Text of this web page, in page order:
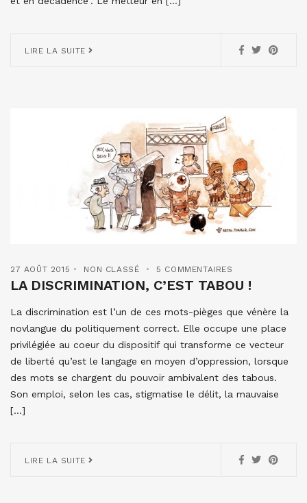
LIRE LA SUITE
27 AOÛT 2015 NON CLASSÉ 5 COMMENTAIRES
LA DISCRIMINATION, C’EST TABOU !
La discrimination est l’un de ces mots-pièges que vénère la
novlangue du politiquement correct. Elle occupe une place
privilégiée au coeur du dispositif qui transforme ce vecteur
de liberté qu’est le langage en moyen d’oppression, lorsque
des mots se chargent du pouvoir ambivalent des tabous.
Son emploi, selon les cas, stigmatise le délit, la mauvaise
[…]
LIRE LA SUITE